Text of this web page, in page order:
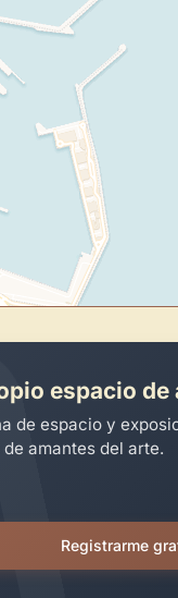
espacio de
de espacio y
amantes del arte.
Registrarme